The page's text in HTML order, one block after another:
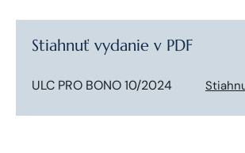
Stiahnuť vydanie v PDF
ULC PRO BONO 10/2024